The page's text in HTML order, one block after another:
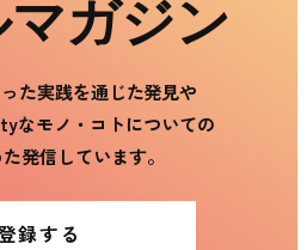
ガジン
た実践を通じた発見や
なモノ・コトについての
発信しています。
録する